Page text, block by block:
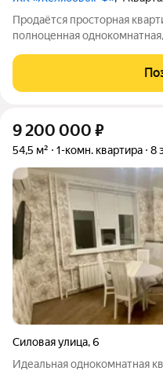
Продаётся просторная квартира-
полноценная
жилой комнаты. Квартира
видом из окна. В доме есть
9 200 000 ₽
54,5 м² 1-комн. квартира 8
Силовая улица,6
Идеальная однокомнатная